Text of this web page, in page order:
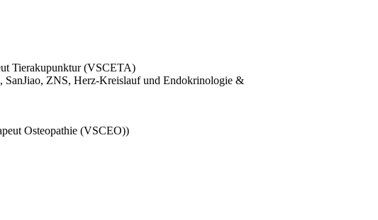
Tierakupunktur (VSCETA)
SanJiao, ZNS, Herz-Kreislauf und Endokrinologie &
Osteopathie (VSCEO))